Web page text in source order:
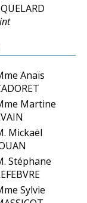
Anaïs
Martine
Mickaël
Stéphane
Sylvie